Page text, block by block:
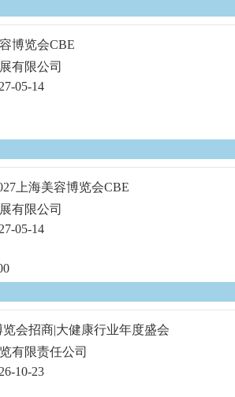
博览会CBE
有限公司
05-14
上海美容博览会CBE
有限公司
05-14
会招商|大健康行业年度盛会
有限责任公司
10-23